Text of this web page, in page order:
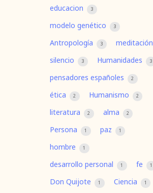
educacion 3
modelo genético 3
Antropología 3 meditación
silencio 3 Humanidades 3
pensadores españoles 2
ética 2 Humanismo 2
literatura 2 alma 2
Persona 1 paz 1
hombre 1
desarrollo personal 1 fe 1
Don Quijote 1 Ciencia 1